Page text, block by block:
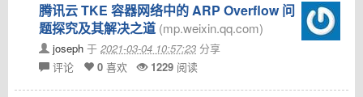
腾讯云 TKE 容器网络中的 ARP Overflow 问
题探究及其解决之道 (mp.weixin.qq.com)
joseph 于 2021-03-04 10:57:23 分享
评论
0 喜欢 1229 阅读